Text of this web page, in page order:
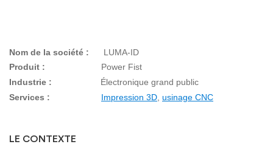
Nom de la société : LUMA-ID
Produit :
Power Fist
Industrie :
Électronique grand public
Services :
Impression 3D usinage CNC
LE CONTEXTE